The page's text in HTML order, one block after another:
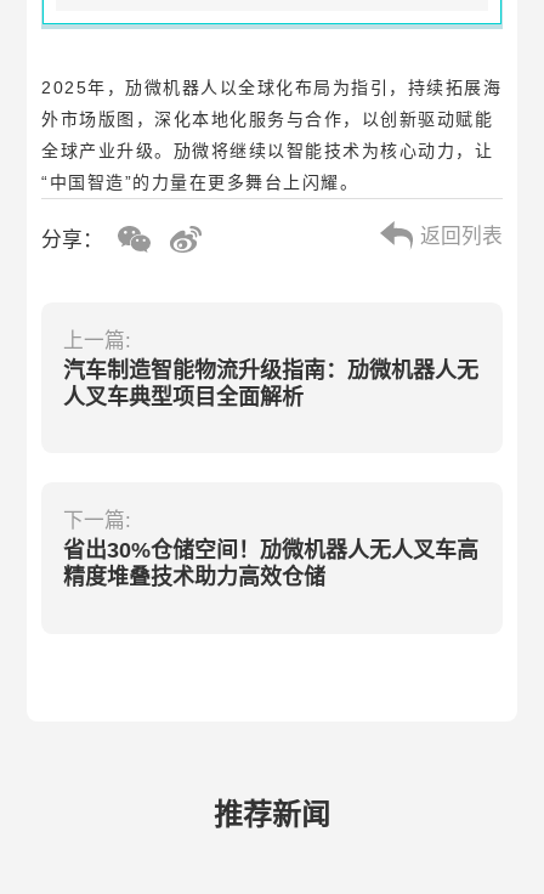
2025年，劢微机器人以全球化布局为指引，持续拓展海
外市场版图，深化本地化服务与合作，以创新驱动赋能
全球产业升级。劢微将继续以智能技术为核心动力，让
“中国智造”的力量在更多舞台上闪耀。
分享： 返回列表
上一篇:
汽车制造智能物流升级指南：劢微机器人无
人叉车典型项目全面解析
下一篇:
省出30%仓储空间！劢微机器人无人叉车高
精度堆叠技术助力高效仓储
推荐新闻